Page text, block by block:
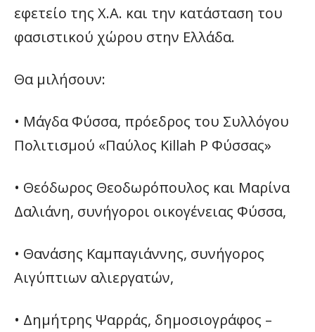
εφετείο της Χ.Α. και την κατάσταση του
φασιστικού χώρου στην Ελλάδα.
Θα μιλήσουν:
• Μάγδα Φύσσα, πρόεδρος του Συλλόγου
Πολιτισμού «Παύλος Killah P Φύσσας»
• Θεόδωρος Θεοδωρόπουλος και Μαρίνα
Δαλιάνη, συνήγοροι οικογένειας Φύσσα,
• Θανάσης Καμπαγιάννης, συνήγορος
Αιγύπτιων αλιεργατών,
• Δημήτρης Ψαρράς, δημοσιογράφος –